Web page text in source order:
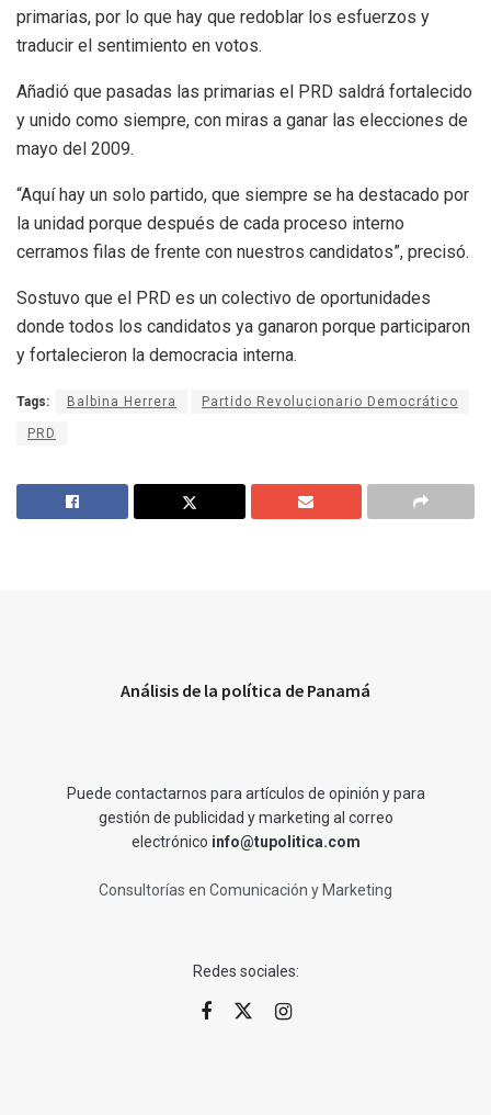
primarias, por lo que hay que redoblar los esfuerzos y
traducir el sentimiento en votos.
Añadió que pasadas las primarias el PRD saldrá fortalecido
y unido como siempre, con miras a ganar las elecciones de
mayo del 2009.
“Aquí hay un solo partido, que siempre se ha destacado por
la unidad porque después de cada proceso interno
cerramos filas de frente con nuestros candidatos”, precisó.
Sostuvo que el PRD es un colectivo de oportunidades
donde todos los candidatos ya ganaron porque participaron
y fortalecieron la democracia interna.
Tags: Balbina Herrera Partido Revolucionario Democrático
PRD
Análisis de la política de Panamá
Puede contactarnos para artículos de opinión y para
gestión de publicidad y marketing al correo
electrónico info@tupolitica.com
Consultorías en Comunicación y Marketing
Redes sociales: